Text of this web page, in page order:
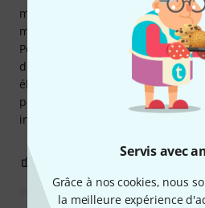
Servis avec
Grâce à nos cookies, nous
la meilleure expérience
multipistes depuis la piste master
master. Au démarrage du plugin,
Pendant ce temps, je lance le
différents points pour que le
éléments essentiels. Le résultat
pour les clips sur les réseaux
intermédiaires, ou même pour la